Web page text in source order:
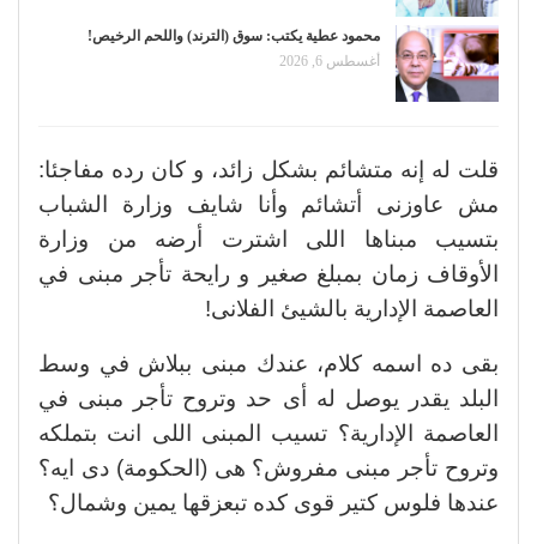
محمود عطية يكتب: سوق (الترند) واللحم الرخيص!
أغسطس 6, 2026
قلت له إنه متشائم بشكل زائد، و كان رده مفاجئا:
مش عاوزنى أتشائم وأنا شايف وزارة الشباب
بتسيب مبناها اللى اشترت أرضه من وزارة
الأوقاف زمان بمبلغ صغير و رايحة تأجر مبنى في
العاصمة الإدارية بالشيئ الفلانى!
بقى ده اسمه كلام، عندك مبنى ببلاش في وسط
البلد يقدر يوصل له أى حد وتروح تأجر مبنى في
العاصمة الإدارية؟ تسيب المبنى اللى انت بتملكه
وتروح تأجر مبنى مفروش؟ هى (الحكومة) دى ايه؟
عندها فلوس كتير قوى كده تبعزقها يمين وشمال؟